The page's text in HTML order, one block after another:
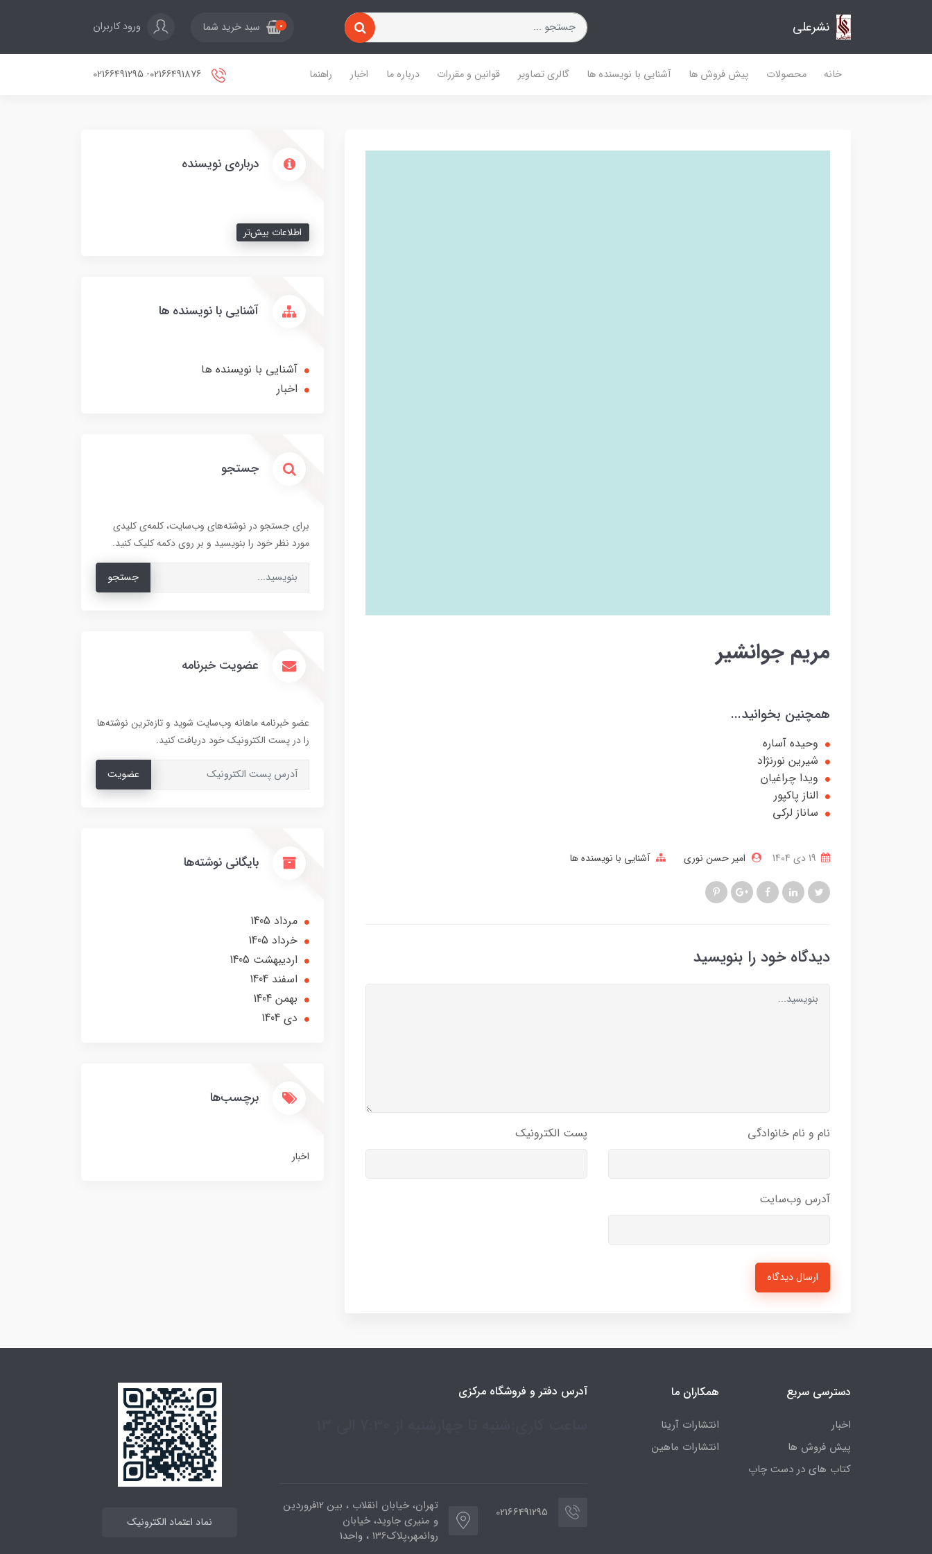
نشرعلی 0 سبد خرید شما ورود کاربران
خانه محصولات پیش فروش ها آشنایی با نویسنده ها گالری تصاویر قوانین و مقررات درباره ما اخبار راهنما
مریم جوانشیر
همچنین بخوانید...
وحیده آساره
شیرین نورنژاد
ویدا چراغیان
الناز پاکپور
ساناز لرکی
امیر حسن نوری آشنایی با نویسنده ها
دیدگاه خود را بنویسید
نام و نام خانوادگی پست الکترونیک
آدرس وب‌سایت
ارسال دیدگاه
درباره‌ی نویسنده
اطلاعات بیش‌تر
آشنایی با نویسنده ها
آشنایی با نویسنده ها
اخبار
جستجو
برای جستجو در نوشته‌های وب‌سایت، کلمه‌ی کلیدی
مورد نظر خود را بنویسید و بر روی دکمه کلیک کنید.
جستجو
عضویت خبرنامه
عضو خبرنامه ماهانه وب‌سایت شوید و تازه‌ترین نوشته‌ها
را در پست الکترونیک خود دریافت کنید.
عضویت
بایگانی نوشته‌ها
مرداد 1405
خرداد 1405
ارديبهشت 1405
اسفند 1404
بهمن 1404
دی 1404
برچسب‌ها
اخبار
دسترسی سریع
اخبار
پیش فروش ها
کتاب های در دست چاپ
همکاران ما
انتشارات آرینا
انتشارات ماهین
آدرس دفتر و فروشگاه مرکزی
02166491295
تهران، خیابان انقلاب ، بین 12فروردین
و منیری جاوید، خیابان
روانمهر،پلاک136 ، واحد1
نماد اعتماد الکترونیک